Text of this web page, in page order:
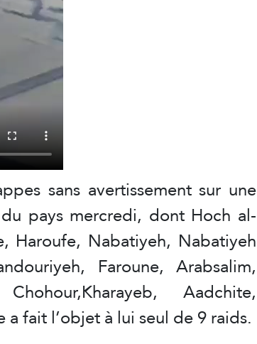
sans avertissement sur une
pays mercredi, dont Hoch al-
Haroufe, Nabatiyeh, Nabatiyeh
Faroune, Arabsalim,
Aadchite,
fait l’objet à lui seul de 9 raids.